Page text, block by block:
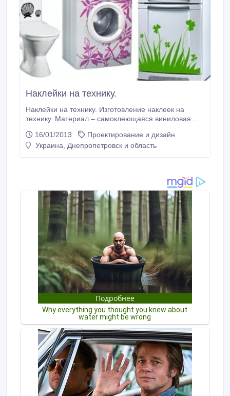
Наклейки на технику.
Наклейки на технику. Изготовление наклеек на
технику. Материал – самоклеющаяся виниловая
16/01/2013
Проектирование и дизайн
Украина, Днепропетровск и область